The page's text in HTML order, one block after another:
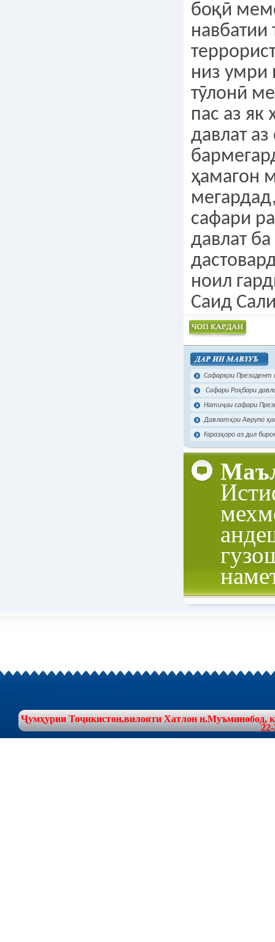
боқӣ
навбатии
низ умри
тӯлонӣ
пас аз як
давлат
ҳамагон
сафари
давлат
ноил
Саид
Чоп намудан
Сафарҳои Президент
Сафари Роҳбари
Натиҷаи сафари
Давлатҳои Аврупо
Ғаразҳоро аз дил
Ҷумҳурии Тоҷикистон,вилояти Хатлон н.Муъминобод,